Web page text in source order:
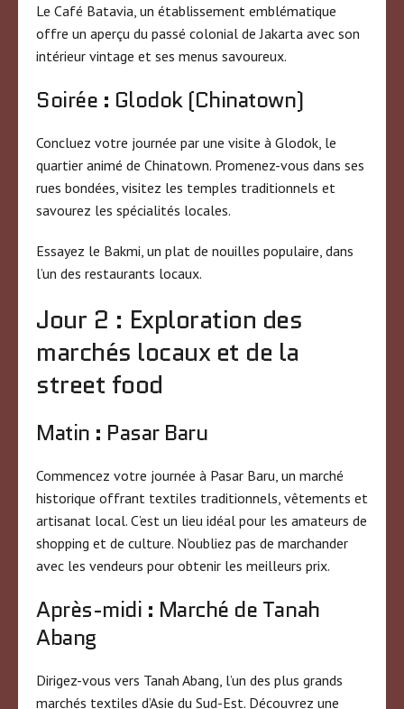
Le Café Batavia, un établissement emblématique
offre un aperçu du passé colonial de Jakarta avec son
intérieur vintage et ses menus savoureux.
Soirée : Glodok (Chinatown)
Concluez votre journée par une visite à Glodok, le
quartier animé de Chinatown. Promenez-vous dans ses
rues bondées, visitez les temples traditionnels et
savourez les spécialités locales.
Essayez le Bakmi, un plat de nouilles populaire, dans
l’un des restaurants locaux.
Jour 2 : Exploration des
marchés locaux et de la
street food
Matin : Pasar Baru
Commencez votre journée à Pasar Baru, un marché
historique offrant textiles traditionnels, vêtements et
artisanat local. C’est un lieu idéal pour les amateurs de
shopping et de culture. N’oubliez pas de marchander
avec les vendeurs pour obtenir les meilleurs prix.
Après-midi : Marché de Tanah
Abang
Dirigez-vous vers Tanah Abang, l’un des plus grands
marchés textiles d’Asie du Sud-Est. Découvrez une